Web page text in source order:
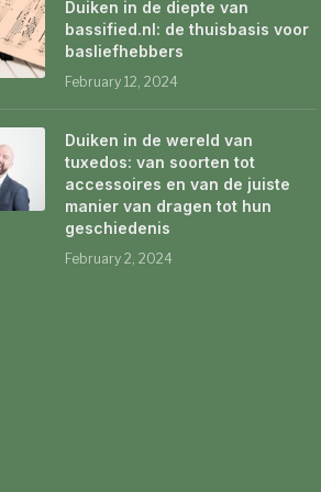
Duiken in de diepte van
bassified.nl: de thuisbasis voor
basliefhebbers
February 12, 2024
Duiken in de wereld van
tuxedos: van soorten tot
accessoires en van de juiste
manier van dragen tot hun
geschiedenis
February 2, 2024